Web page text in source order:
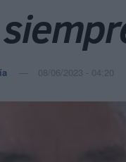
08/06/2023 - 04:20